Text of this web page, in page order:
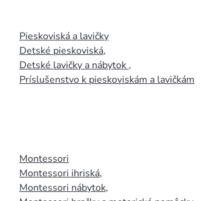
Pieskoviská a lavičky
Detské pieskoviská,
Detské lavičky a nábytok ,
Príslušenstvo k pieskoviskám a lavičkám
Montessori
Montessori ihriská,
Montessori nábytok,